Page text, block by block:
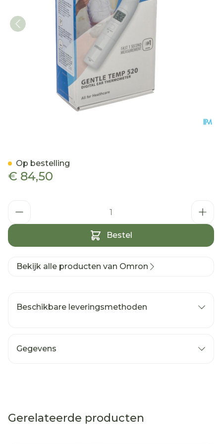
€ 84,50
Bestel
Op bestelling
Bekijk alle producten van Omron
Beschikbare leveringsmethoden
Gegevens
Gerelateerde producten